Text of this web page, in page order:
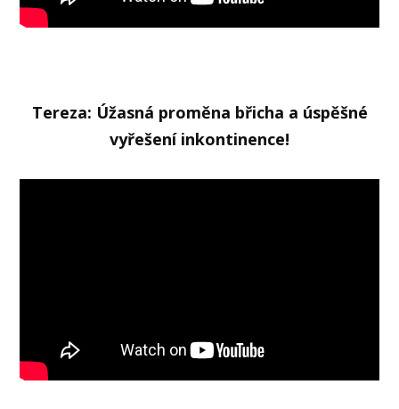
Tereza: Úžasná proměna břicha a úspěšné
vyřešení inkontinence!